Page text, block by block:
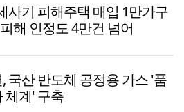
사기 피해주택 매입 1만가구
해 인정도 4만건 넘어
국산 반도체 공정용 가스 '품
체계' 구축